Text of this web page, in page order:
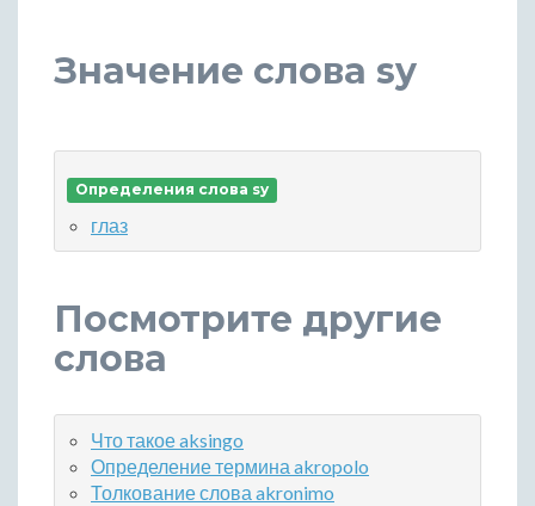
Значение слова sy
Определения слова sy
глаз
Посмотрите другие
слова
Что такое aksingo
Определение термина akropolo
Толкование слова akronimo